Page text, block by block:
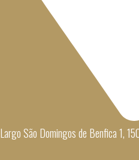
Largo São Domingos de Benfica 1,